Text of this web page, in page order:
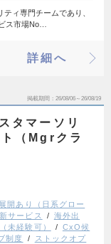
ティ専門チームであり、
ス市場No…
詳細へ
掲載期間 26/08/06～26/08/19
タマーソリ
（Mgrクラ
開あり（日系グロー
サービス
海外出
未経験可）
CxO候
制度
ストックオプ